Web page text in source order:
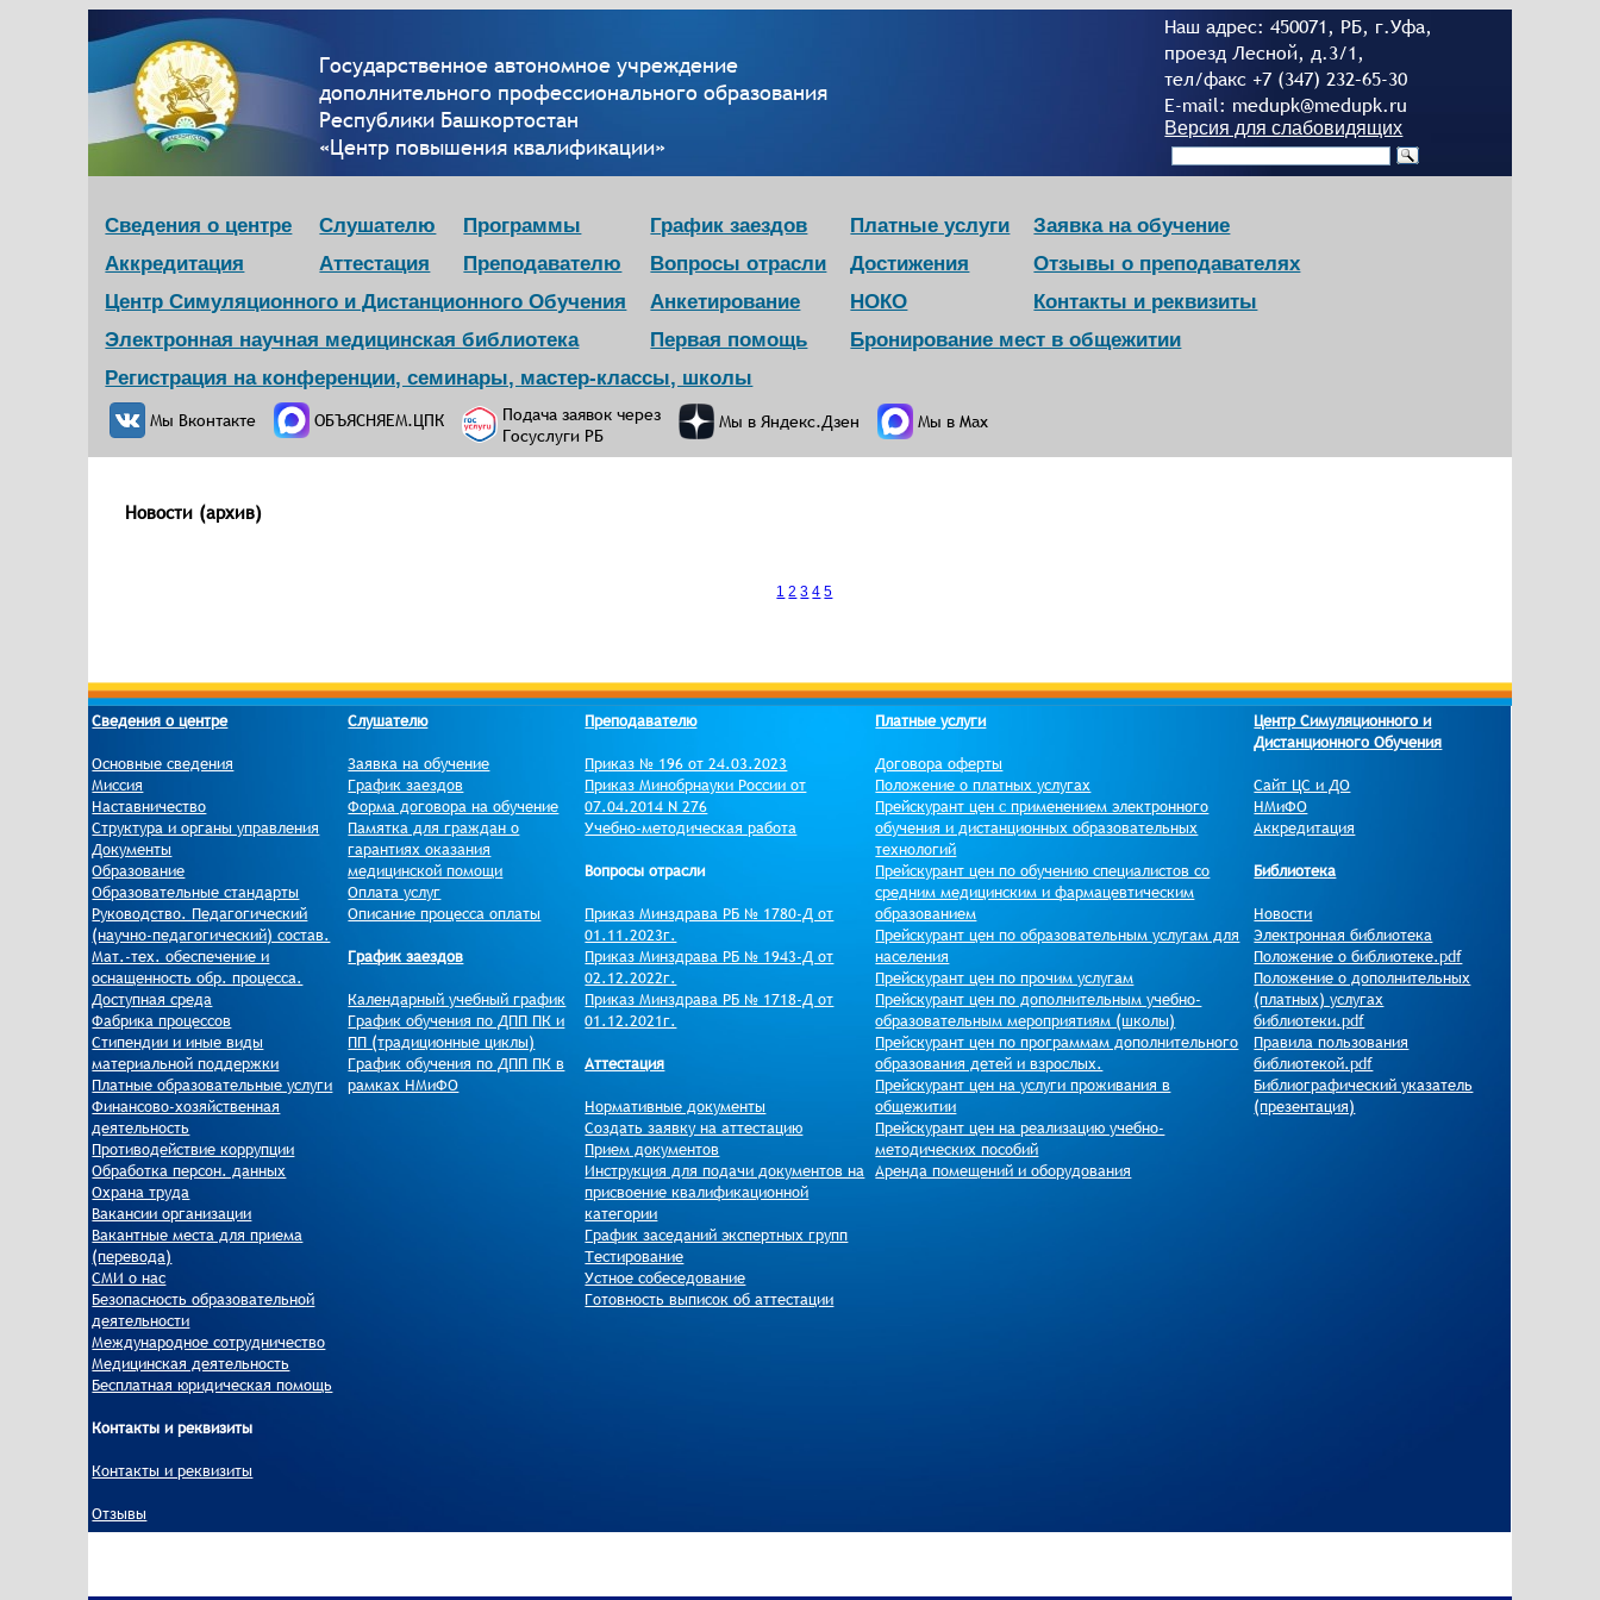
Государственное автономное учреждение
дополнительного профессионального образования
Республики Башкортостан
«Центр повышения квалификации»
Наш адрес: 450071, РБ, г.Уфа,
проезд Лесной, д.3/1,
тел/факс +7 (347) 232–65-30
E-mail: medupk@medupk.ru
Версия для слабовидящих
Сведения о центре Слушателю Программы График заездов Платные услуги
Заявка на обучение
Аккредитация
Аттестация Преподавателю Вопросы отрасли Достижения
Отзывы о преподавателях
Центр Симуляционного и Дистанционного Обучения
Анкетирование НОКО
Контакты и реквизиты
Электронная научная медицинская библиотека
Первая помощь
Бронирование мест в общежитии
Регистрация на конференции, семинары, мастер-классы, школы
Мы Вконтакте ОБЪЯСНЯЕМ.ЦПК
Подача заявок через
Госуслуги РБ
Мы в Яндекс.Дзен Мы в Max
Новости (архив)
1 2 3 4 5
Сведения о центре
Основные сведения
Миссия
Наставничество
Структура и органы управления
Документы
Образование
Образовательные стандарты
Руководство. Педагогический
(научно-педагогический) состав.
Мат.-тех. обеспечение и
оснащенность обр. процесса.
Доступная среда
Фабрика процессов
Стипендии и иные виды
материальной поддержки
Платные образовательные услуги
Финансово-хозяйственная
деятельность
Противодействие коррупции
Обработка персон. данных
Охрана труда
Вакансии организации
Вакантные места для приема
(перевода)
СМИ о нас
Безопасность образовательной
деятельности
Международное сотрудничество
Медицинская деятельность
Бесплатная юридическая помощь
Контакты и реквизиты
Контакты и реквизиты
Отзывы
Слушателю
Заявка на обучение
График заездов
Форма договора на обучение
Памятка для граждан о
гарантиях оказания
медицинской помощи
Оплата услуг
Описание процесса оплаты
График заездов
Календарный учебный график
График обучения по ДПП ПК и
ПП (традиционные циклы)
График обучения по ДПП ПК в
рамках НМиФО
Преподавателю
Приказ № 196 от 24.03.2023
Приказ Минобрнауки России от
07.04.2014 N 276
Учебно-методическая работа
Вопросы отрасли
Приказ Минздрава РБ № 1780-Д от
01.11.2023г.
Приказ Минздрава РБ № 1943-Д от
02.12.2022г.
Приказ Минздрава РБ № 1718-Д от
01.12.2021г.
Аттестация
Нормативные документы
Создать заявку на аттестацию
Прием документов
Инструкция для подачи документов на
присвоение квалификационной
категории
График заседаний экспертных групп
Тестирование
Устное собеседование
Готовность выписок об аттестации
Платные услуги
Договора оферты
Положение о платных услугах
Прейскурант цен c применением электронного
обучения и дистанционных образовательных
технологий
Прейскурант цен по обучению специалистов со
средним медицинским и фармацевтическим
образованием
Прейскурант цен по образовательным услугам для
населения
Прейскурант цен по прочим услугам
Прейскурант цен по дополнительным учебно-
образовательным мероприятиям (школы)
Прейскурант цен по программам дополнительного
образования детей и взрослых.
Прейскурант цен на услуги проживания в
общежитии
Прейскурант цен на реализацию учебно-
методических пособий
Аренда помещений и оборудования
Центр Симуляционного и
Дистанционного Обучения
Сайт ЦС и ДО
НМиФО
Аккредитация
Библиотека
Новости
Электронная библиотека
Положение о библиотеке.pdf
Положение о дополнительных
(платных) услугах
библиотеки.pdf
Правила пользования
библиотекой.pdf
Библиографический указатель
(презентация)